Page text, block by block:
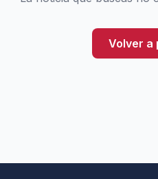
Volver a